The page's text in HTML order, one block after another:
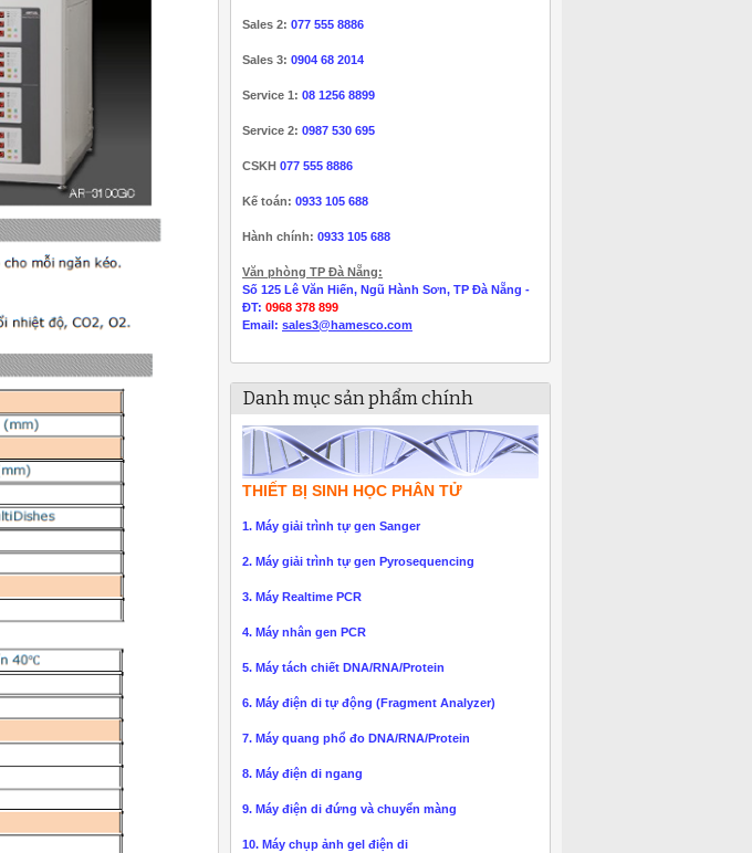
Sales 2: 077 555 8886
Sales 3: 0904 68 2014
Service 1: 08 1256 8899
Service 2: 0987 530 695
CSKH 077 555 8886
Kế toán: 0933 105 688
Hành chính: 0933 105 688
Văn phòng TP Đà Nẵng:
Số 125 Lê Văn Hiến, Ngũ Hành Sơn, TP Đà Nẵng -
ĐT: 0968 378 899
Email: sales3@hamesco.com
Danh mục sản phẩm chính
THIẾT BỊ SINH HỌC PHÂN TỬ
1. Máy giải trình tự gen Sanger
2. Máy giải trình tự gen Pyrosequencing
3. Máy Realtime PCR
4. Máy nhân gen PCR
5. Máy tách chiết DNA/RNA/Protein
6. Máy điện di tự động (Fragment Analyzer)
7. Máy quang phổ đo DNA/RNA/Protein
8. Máy điện di ngang
9. Máy điện di đứng và chuyển màng
10. Máy chụp ảnh gel điện di